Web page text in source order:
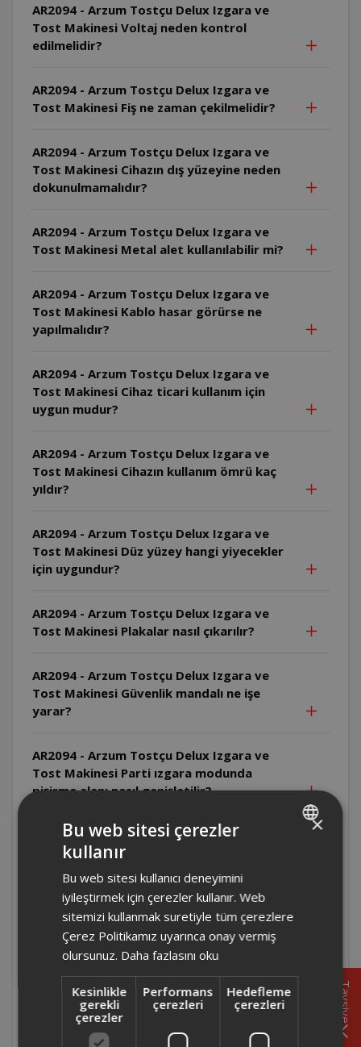
AR2094 - Arzum Tostçu Delux Izgara ve
Tost Makinesi Voltaj neden kontrol
edilmelidir?
AR2094 - Arzum Tostçu Delux Izgara ve
Tost Makinesi Fiş ne zaman çekilmelidir?
AR2094 - Arzum Tostçu Delux Izgara ve
Tost Makinesi Cihazın dış yüzeyine neden
dokunulmamalıdır?
AR2094 - Arzum Tostçu Delux Izgara ve
Tost Makinesi Metal alet kullanılabilir mi?
AR2094 - Arzum Tostçu Delux Izgara ve
Tost Makinesi Kablo hasar görürse ne
yapılmalıdır?
AR2094 - Arzum Tostçu Delux Izgara ve
Tost Makinesi Cihaz ticari kullanım için
uygun mudur?
AR2094 - Arzum Tostçu Delux Izgara ve
Tost Makinesi Cihazın kullanım ömrü kaç
yıldır?
AR2094 - Arzum Tostçu Delux Izgara ve
Tost Makinesi Düz yüzey hangi yiyecekler
için uygundur?
AR2094 - Arzum Tostçu Delux Izgara ve
Tost Makinesi Plakalar nasıl çıkarılır?
AR2094 - Arzum Tostçu Delux Izgara ve
Tost Makinesi Güvenlik mandalı ne işe
yarar?
AR2094 - Arzum Tostçu Delux Izgara ve
Tost Makinesi Parti ızgara modunda
pişirme alanı nasıl genişletilir?
AR2094 - Arzum Tostçu Delux Izgara ve
Tost Makinesi Tek taraflı ızgarada üst
kapak nasıl konumlandırılır?
AR2094 - Arzum Tostçu Delux Izgara ve
Tost Makinesi Çift taraflı ızgarada
yiyecekler çevrilmeli midir?
AR2094 - Arzum Tostçu Delux Izgara ve
Tost Makinesi Isı ayarı nasıl yapılır?
Tavsiye
×
Bu web sitesi çerezler
kullanır
Bu web sitesi kullanıcı deneyimini
iyileştirmek için çerezler kullanır. Web
sitemizi kullanmak suretiyle tüm çerezlere
Çerez Politikamız uyarınca onay vermiş
olursunuz. Daha fazlasını oku
Kesinlikle
gerekli
çerezler
Performans
çerezleri
Hedefleme
çerezleri